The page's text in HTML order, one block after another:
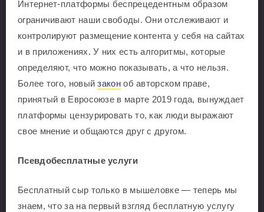
Интернет-платформы беспрецедентным образом
ограничивают наши свободы. Они отслеживают и
контролируют размещение контента у себя на сайтах
и в приложениях. У них есть алгоритмы, которые
определяют, что можно показывать, а что нельзя.
Более того, новыйзаконоб авторском праве,
принятый в Евросоюзе в марте 2019 года, вынуждает
платформы цензурировать то, как люди выражают
свое мнение и общаются друг с другом.
Псевдобесплатные услуги
Бесплатный сыр только в мышеловке — теперь мы
знаем, что за на первый взгляд бесплатную услугу